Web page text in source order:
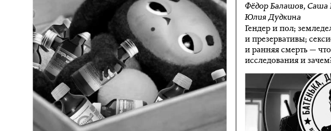
Фёдор Балашов,Саша
Юлия Дудкина
Гендер и пол;
и презервативы;
и ранняя смерть —
исследования и